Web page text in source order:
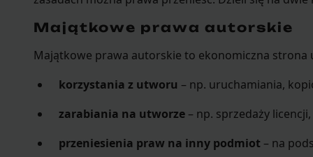
Majątkowe prawa autorskie
Majątkowe prawa autorskie to ekonomiczna
korzystania z utworu – np. uruchamiania,
zarabiania na utworze – np. sprzedaży
przeniesienia praw na inny podmiot – na